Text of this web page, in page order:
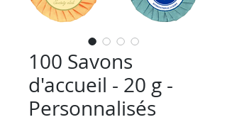
100 Savons
d'accueil - 20 g -
Personnalisés